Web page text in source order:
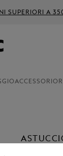
SUPERIORI A
ACCESSORI